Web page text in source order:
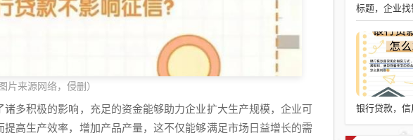
片来源网络，侵删）
多积极的影响，充足的资金能够助力企业扩大生产规模，企业可
高生产效率，增加产品产量，这不仅能够满足市场日益增长的需